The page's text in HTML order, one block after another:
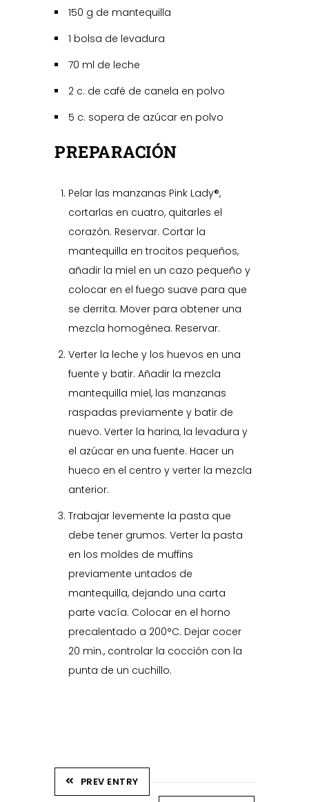
150 g de mantequilla
1 bolsa de levadura
70 ml de leche
2 c. de café de canela en polvo
5 c. sopera de azúcar en polvo
PREPARACIÓN
Pelar las manzanas Pink Lady®,
cortarlas en cuatro, quitarles el
corazón. Reservar. Cortar la
mantequilla en trocitos pequeños,
añadir la miel en un cazo pequeño y
colocar en el fuego suave para que
se derrita. Mover para obtener una
mezcla homogénea. Reservar.
Verter la leche y los huevos en una
fuente y batir. Añadir la mezcla
mantequilla miel, las manzanas
raspadas previamente y batir de
nuevo. Verter la harina, la levadura y
el azúcar en una fuente. Hacer un
hueco en el centro y verter la mezcla
anterior.
Trabajar levemente la pasta que
debe tener grumos. Verter la pasta
en los moldes de muffins
previamente untados de
mantequilla, dejando una carta
parte vacía. Colocar en el horno
precalentado a 200°C. Dejar cocer
20 min., controlar la cocción con la
punta de un cuchillo.
PREV ENTRY